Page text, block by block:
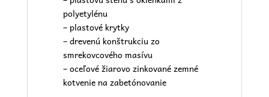
polyetylénu
– plastové krytky
– drevenú konštrukciu zo
smrekovcového masívu
– oceľové žiarovo zinkované zemné
kotvenie na zabetónovanie